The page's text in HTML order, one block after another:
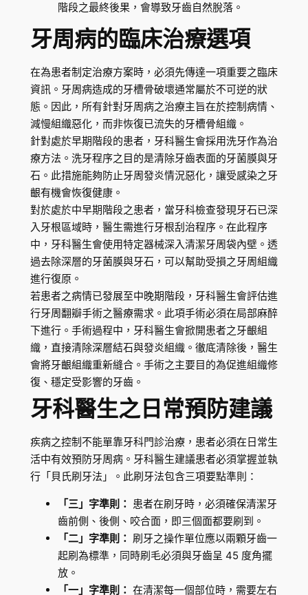
階段之最終後果，會導致牙齒自然脫落。
牙周病的臨床治療選項
在為患者制定治療方案時，必須先傳達一項重要之臨床
資訊。牙周病造成的牙槽骨破壞通常屬於不可逆的狀
態。因此，所有針對牙周病之治療主旨在於控制病情、
減慢組織惡化，而非恢復已流失的牙槽骨組織。
針對處於早期階段的患者，牙科醫生會採用洗牙作為治
療方法。洗牙程序之目的是清除牙齒表面的牙菌膜與牙
石。此措施能夠防止牙周發炎情況惡化，讓受感染之牙
齦有機會恢復健康。
對於處於中早期階段之患者，當牙科檢查發現牙石已深
入牙根區域時，醫生需進行牙根刮治程序。在此程序
中，牙科醫生會使用特定器械深入清潔牙周袋內壁。透
過去除深層的牙菌膜與牙石，可以幫助受損之牙周組織
進行復原。
若患者之病情已發展至中晚期階段，牙科醫生會評估進
行牙周翻瓣手術之醫療需求。此項手術必須在局部麻醉
下進行。手術過程中，牙科醫生會掀開患者之牙齦組
織，直接清除深層結石與發炎組織。徹底清除後，醫生
會將牙齦組織重新縫合。手術之主要目的為促進組織修
復、穩定受影響的牙齒。
牙科醫生之日常預防建議
疾病之控制不能單靠牙科門診治療，患者必須在日常生
活中有效預防牙周病。牙科醫生建議患者必須掌握並執
行「貝氏刷牙法」。此刷牙法包含三項要點準則：
「三」字準則： 患者在刷牙時，必須確保清潔牙
齒前側、後側、咬合面，即三個面都要刷到。
「二」字準則： 刷牙之操作單位應以兩顆牙齒一
起刷為標準，同時刷毛必須與牙齒呈 45 度角擺
放。
「一」字準則： 在清潔每一個部位時，需要左右